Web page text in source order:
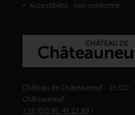
Accessibilité : non conforme
Château de Châteauneuf - 21320
Châteauneuf
+33 (0)3 80 49 21 89 /